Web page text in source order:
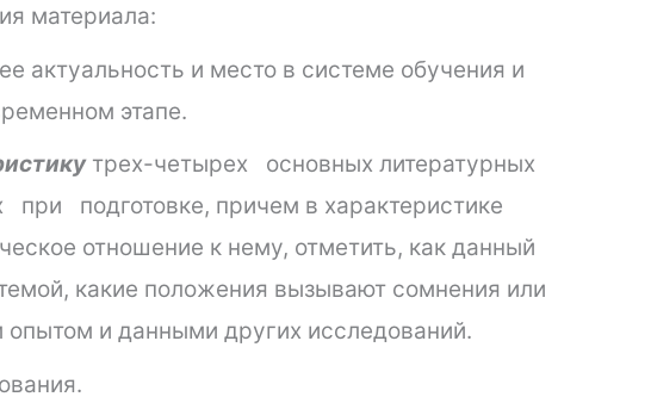
материала:
актуальность и место в системе обучения и
этапе.
трех-четырех основных литературных
подготовке, причем в характеристике
отношение к нему, отметить, как данный
какие положения вызывают сомнения или
опытом и данными других исследований.